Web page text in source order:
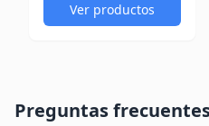
Ver productos
Preguntas